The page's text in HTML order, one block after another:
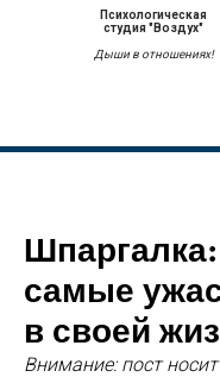
Психологическая
студия "Воздух"
Дыши в отношениях!
самые
в своей
Внимание: пост